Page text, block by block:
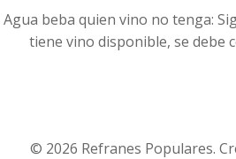
Agua beba quien vino no tenga:
tiene vino disponible, se debe
© 2026 Refranes Populares.